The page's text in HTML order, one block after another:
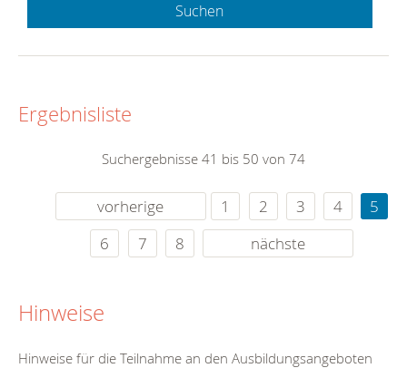
Suchen
Ergebnisliste
Suchergebnisse 41 bis 50 von 74
vorherige 1 2 3 4
5
6
7 8 nächste
Hinweise
Hinweise für die Teilnahme an den Ausbildungsangeboten